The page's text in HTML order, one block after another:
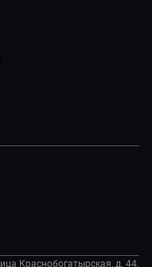
Краснобогатырская, д. 44,